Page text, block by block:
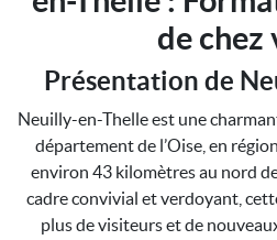
de chez
Présentation de
Neuilly-en-Thelle est une
département de l’Oise, en
environ 43 kilomètres au nord
cadre convivial et verdoyant,
plus de visiteurs et de